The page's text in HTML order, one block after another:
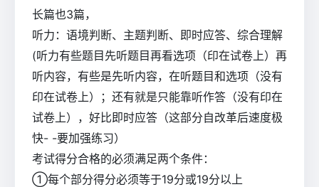
长篇也3篇，
听力：语境判断、主题判断、即时应答、综合理解
(听力有些题目先听题目再看选项（印在试卷上）再
听内容，有些是先听内容，在听题目和选项（没有
印在试卷上）；还有就是只能靠听作答（没有印在
试卷上），好比即时应答（这部分自改革后速度极
快- -要加强练习）
考试得分合格的必须满足两个条件：
①每个部分得分必须等于19分或19分以上